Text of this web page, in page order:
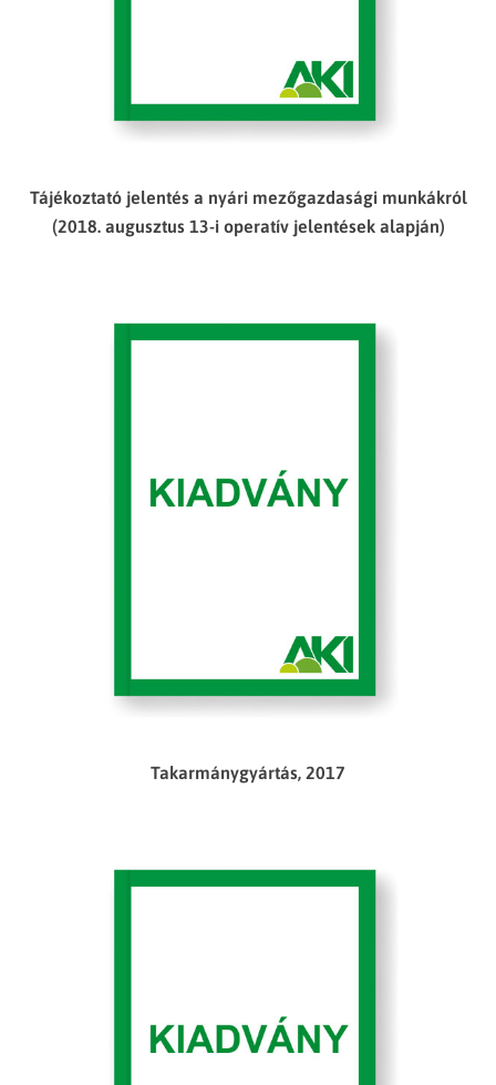
Tájékoztató jelentés a nyári mezőgazdasági munkákról
(2018. augusztus 13-i operatív jelentések alapján)
Takarmánygyártás, 2017